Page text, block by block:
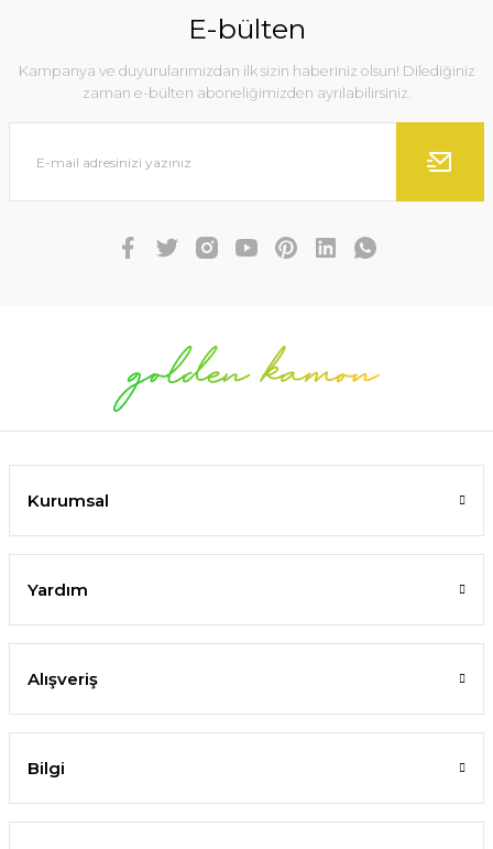
E-bülten
Kampanya ve duyurularımızdan ilk sizin haberiniz olsun! Dilediğiniz
zaman e-bülten aboneliğimizden ayrılabilirsiniz.
Kurumsal
Yardım
Alışveriş
Bilgi